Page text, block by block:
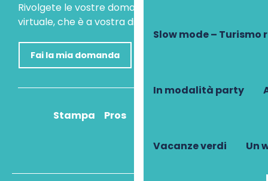
Slow mode – Turismo
In modalità party
Vacanze verdi Un
Rivolgete le vostre domande al nostro assistente
virtuale, che è a vostra disposizione per aiutarvi.
Fai la mia domanda
Stampa Pros